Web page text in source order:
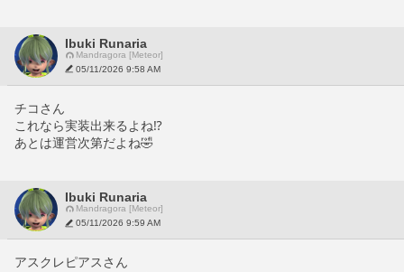
Ibuki Runaria
Mandragora [Meteor]
05/11/2026 9:58 AM
チコさん
これなら実装出来るよね⁉️
あとは運営次第だよね🤣
Ibuki Runaria
Mandragora [Meteor]
05/11/2026 9:59 AM
アスクレピアスさん